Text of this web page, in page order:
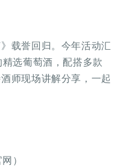
载誉回归。今年活动汇
选葡萄酒，配搭多款
师现场讲解分享，一起
）